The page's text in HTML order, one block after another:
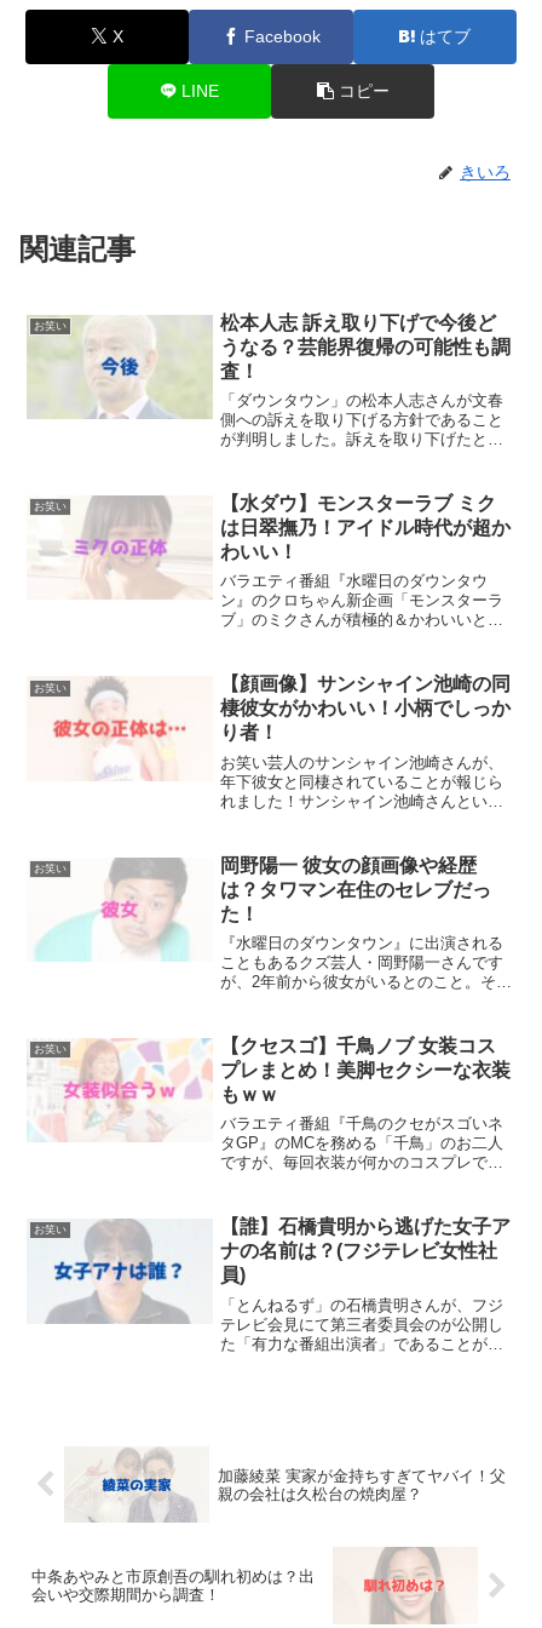
X Facebook はてブ
LINE コピー
きいろ
関連記事
お笑い
松本人志 訴え取り下げで今後ど
うなる？芸能界復帰の可能性も調
査！
「ダウンタウン」の松本人志さんが文春
側への訴えを取り下げる方針であること
が判明しました。訴えを取り下げたとい
に今後謝罪するという話も浮上している
ようですが実際どうなのか...
お笑い
【水ダウ】モンスターラブ ミク
は日翠撫乃！アイドル時代が超か
わいい！
バラエティ番組『水曜日のダウンタウ
ン』のクロちゃん新企画「モンスターラ
ブ」のミクさんが積極的＆かわいいと話
が、実はアイドルということがわかりま
した！今回は、水ダウ企画・モ...
お笑い
【顔画像】サンシャイン池崎の同
棲彼女がかわいい！小柄でしっか
り者！
お笑い芸人のサンシャイン池崎さんが、
年下彼女と同棲されていることが報じら
れました！サンシャイン池崎さんといえ
る姿が有名ですね。その家に実は恋人と
一緒に住んでいる、という...
お笑い
岡野陽一 彼女の顔画像や経歴
は？タワマン在住のセレブだっ
た！
『水曜日のダウンタウン』に出演される
こともあるクズ芸人・岡野陽一さんです
が、2年前から彼女がいるとのこと。その
の彼女さんは超セレブなんだとか。今回
は、岡野陽一さんの彼女...
お笑い
【クセスゴ】千鳥ノブ 女装コス
プレまとめ！美脚セクシーな衣装
もｗｗ
バラエティ番組『千鳥のクセがスゴいネ
タGP』のMCを務める「千鳥」のお二人
ですが、毎回衣装が何かのコスプレです
腹を抱えて笑わせてもらってますｗｗ今
回は『クセスゴ』衣装の...
お笑い
【誰】石橋貴明から逃げた女子ア
ナの名前は？(フジテレビ女性社
員)
「とんねるず」の石橋貴明さんが、フジ
テレビ会見にて第三者委員会のが公開し
た「有力な番組出演者」であることが判
加藤綾菜 実家が金持ちすぎてヤバイ！父
親の会社は久松台の焼肉屋？
中条あやみと市原創吾の馴れ初めは？出
会いや交際期間から調査！